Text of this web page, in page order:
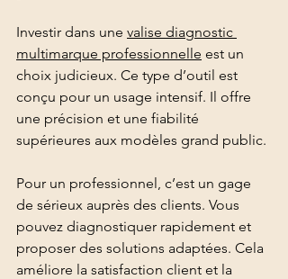
Investir dans une valise diagnostic
multimarque professionnelle est un
choix judicieux. Ce type d’outil est
conçu pour un usage intensif. Il offre
une précision et une fiabilité
supérieures aux modèles grand public.
Pour un professionnel, c’est un gage
de sérieux auprès des clients. Vous
pouvez diagnostiquer rapidement et
proposer des solutions adaptées. Cela
améliore la satisfaction client et la